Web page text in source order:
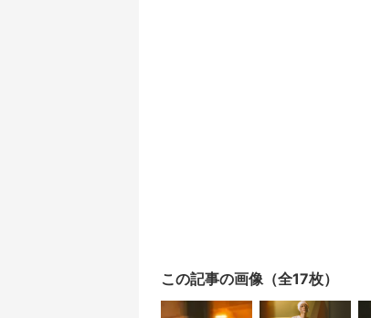
この記事の画像（全17枚）